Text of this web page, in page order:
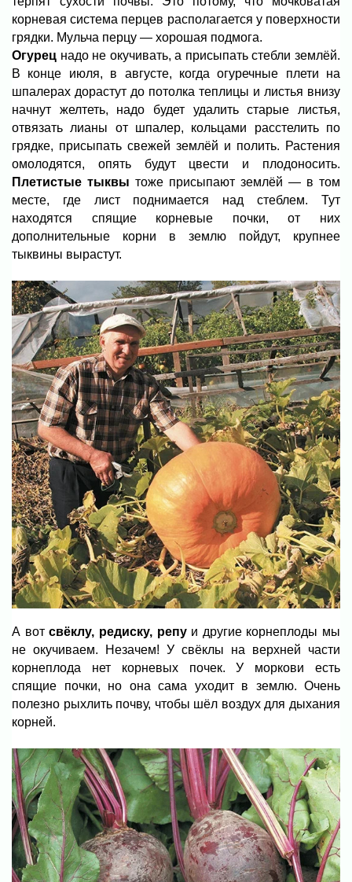
корневая система перцев располагается у поверхности
грядки. Мульча перцу — хорошая подмога.
Огурец надо не окучивать, а присыпать стебли землёй.
В конце июля, в августе, когда огуречные плети на
шпалерах дорастут до потолка теплицы и листья внизу
начнут желтеть, надо будет удалить старые листья,
отвязать лианы от шпалер, кольцами расстелить по
грядке, присыпать свежей землёй и полить. Растения
омолодятся, опять будут цвести и плодоносить.
Плетистые тыквы тоже присыпают землёй — в том
месте, где лист поднимается над стеблем. Тут
находятся спящие корневые почки, от них
дополнительные корни в землю пойдут, крупнее
тыквины вырастут.
А вотсвёклу, редиску, репуи другие корнеплоды мы
не окучиваем. Незачем! У свёклы на верхней части
корнеплода нет корневых почек. У моркови есть
спящие почки, но она сама уходит в землю. Очень
полезно рыхлить почву, чтобы шёл воздух для дыхания
корней.